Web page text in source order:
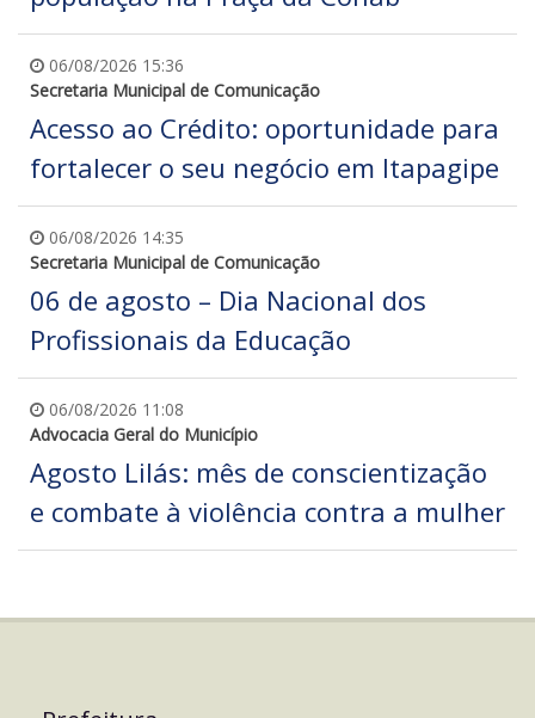
06/08/2026 15:36
Secretaria Municipal de Comunicação
Acesso ao Crédito: oportunidade para
fortalecer o seu negócio em Itapagipe
06/08/2026 14:35
Secretaria Municipal de Comunicação
06 de agosto – Dia Nacional dos
Profissionais da Educação
06/08/2026 11:08
Advocacia Geral do Município
Agosto Lilás: mês de conscientização
e combate à violência contra a mulher